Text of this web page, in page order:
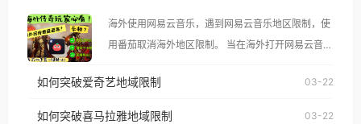
像其他音乐平台一样，出现地区及版权限制问题，且
仅能在中国大陆地区播放。 遇到这个问题的朋友们，
使用番茄回国加速器，即可解决「海外用户收听腾讯
台湾、美国、加拿大、澳大利亚、欧洲等国家和地区
海外使用网易云音乐，遇到网易云音乐地区限制，使
用番茄取消海外地区限制。 当在海外打开网易云音
播放”的提示语。 海外用户如香港、澳门、台湾、美
国、加拿大、澳大利亚、欧洲等国家和地区时，网易
如何突破爱奇艺地域限制 03-22
如何突破喜马拉雅地域限制 03-22